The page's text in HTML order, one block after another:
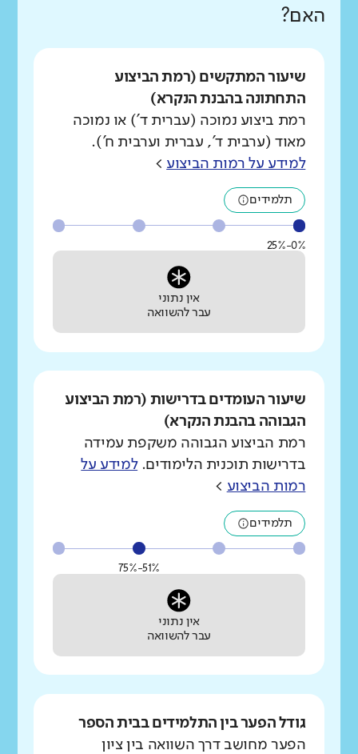
האם?
שיעור המתקשים (רמת הביצוע
התחתונה בהבנת הנקרא)
רמת ביצוע נמוכה (עברית ד') או נמוכה
מאוד (ערבית ד', עברית וערבית ח').
למידע על רמות הביצוע >
תלמידים
0%-25%
אין נתוני
עבר להשוואה
שיעור העומדים בדרישות (רמת הביצוע
הגבוהה בהבנת הנקרא)
רמת הביצוע הגבוהה משקפת עמידה
בדרישות תוכנית הלימודים.למידע על
רמות הביצוע >
תלמידים
51%-75%
אין נתוני
עבר להשוואה
גודל הפער בין התלמידים בבית הספר
הפער מחושב דרך השוואה בין ציון